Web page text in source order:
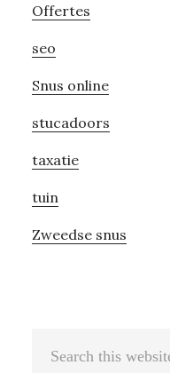
Offertes
seo
Snus online
stucadoors
taxatie
tuin
Zweedse snus